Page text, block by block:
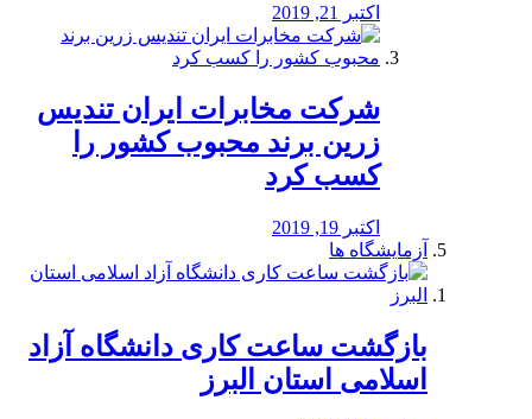
اکتبر 21, 2019
شرکت مخابرات ایران تندیس
زرین برند محبوب کشور را
کسب کرد
اکتبر 19, 2019
آزمایشگاه ها
بازگشت ساعت کاری دانشگاه آزاد
اسلامی استان البرز